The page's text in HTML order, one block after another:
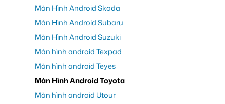
Màn Hình Android Skoda
Màn Hình Android Subaru
Màn Hình Android Suzuki
Màn hình android Texpad
Màn hình android Teyes
Màn Hình Android Toyota
Màn hình android Utour